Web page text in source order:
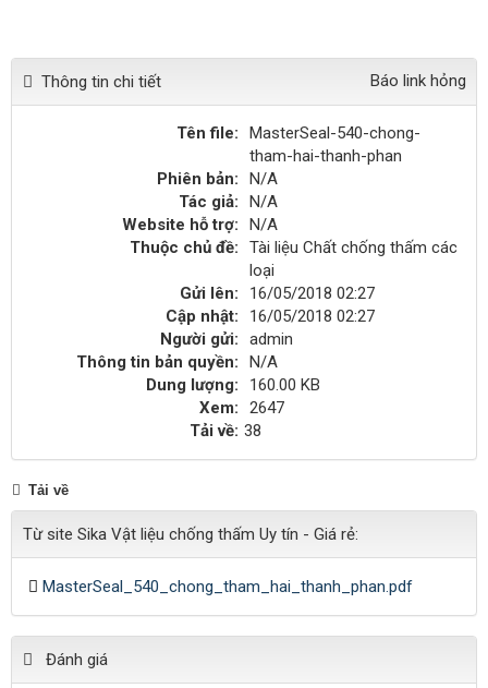
Báo link hỏng
Thông tin chi tiết
Tên file:
MasterSeal-540-chong-
tham-hai-thanh-phan
Phiên bản:
N/A
Tác giả:
N/A
Website hỗ trợ:
N/A
Thuộc chủ đề:
Tài liệu Chất chống thấm các
loại
Gửi lên:
16/05/2018 02:27
Cập nhật:
16/05/2018 02:27
Người gửi:
admin
Thông tin bản quyền:
N/A
Dung lượng:
160.00 KB
Xem:
2647
Tải về: 38
Tải về
Từ site Sika Vật liệu chống thấm Uy tín - Giá rẻ:
MasterSeal_540_chong_tham_hai_thanh_phan.pdf
Đánh giá